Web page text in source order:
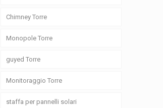
Chimney Torre
Monopole Torre
guyed Torre
Monitoraggio Torre
staffa per pannelli solari